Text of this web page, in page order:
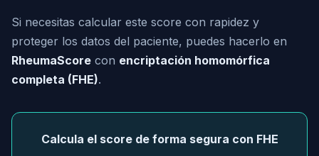
Si necesitas calcular este score con rapidez y
proteger los datos del paciente, puedes hacerlo en
RheumaScore con encriptación homomórfica
completa (FHE).
Calcula el score de forma segura con FHE